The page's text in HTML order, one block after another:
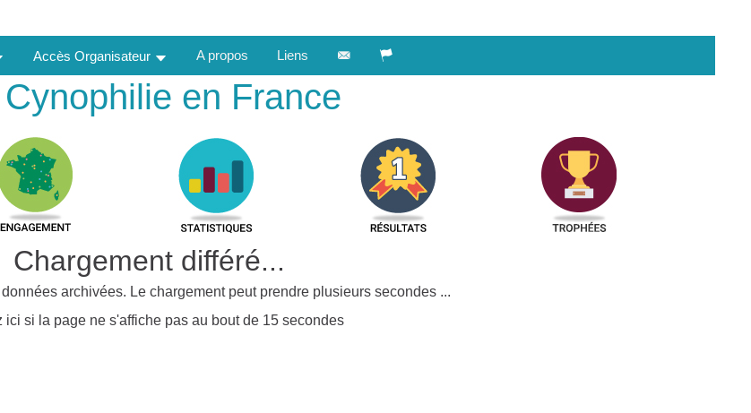
Accès Organisateur A propos Liens
en France
Chargement différé...
archivées. Le chargement peut prendre plusieurs secondes ...
ici si la page ne s'affiche pas au bout de 15 secondes